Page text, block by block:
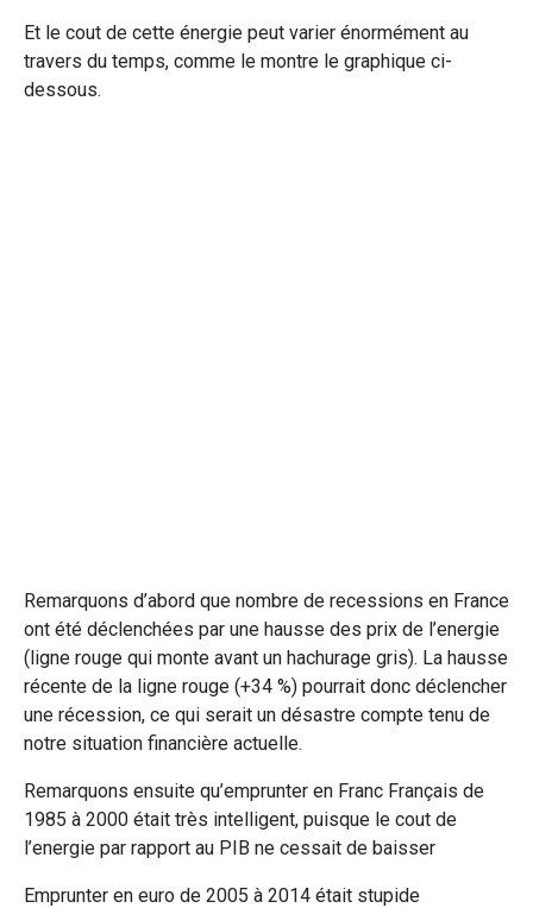
Et le cout de cette énergie peut varier énormément au
travers du temps, comme le montre le graphique ci-
dessous.
Remarquons d’abord que nombre de recessions en France
ont été déclenchées par une hausse des prix de l’energie
(ligne rouge qui monte avant un hachurage gris). La hausse
récente de la ligne rouge (+34 %) pourrait donc déclencher
une récession, ce qui serait un désastre compte tenu de
notre situation financière actuelle.
Remarquons ensuite qu’emprunter en Franc Français de
1985 à 2000 était très intelligent, puisque le cout de
l’energie par rapport au PIB ne cessait de baisser
Emprunter en euro de 2005 à 2014 était stupide